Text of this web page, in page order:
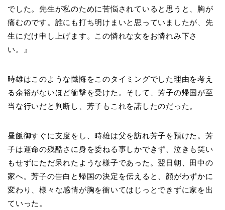
でした。先生が私のために苦悩されていると思うと、胸が
痛むのです。誰にも打ち明けまいと思っていましたが、先
生にだけ申し上げます。この憐れな女をお憐れみ下さ
い。』
時雄はこのような懺悔をこのタイミングでした理由を考え
る余裕がないほど衝撃を受けた。そして、芳子の帰国が至
当な行いだと判断し、芳子もこれを諾したのだった。
昼飯御すぐに支度をし、時雄は父を訪れ芳子を預けた。芳
子は運命の残酷さに身を委ねる事しかできず、泣きも笑い
もせずにただ呆れたような様子であった。翌日朝、田中の
家へ。芳子の告白と帰国の決定を伝えると、顔がわずかに
変わり、様々な感情が胸を衝いてはじっとできずに家を出
ていった。